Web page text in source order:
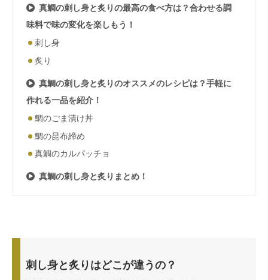
真鯛の刺し身と炙りの最高の食べ方は？合わせる調
味料で味の変化を楽しもう！
刺し身
炙り
真鯛の刺し身と炙りのオススメのレシピは？手軽に
作れる一品を紹介！
鯛のごま漬け丼
鯛の昆布締め
真鯛のカルパッチョ
真鯛の刺し身と炙りまとめ！
刺し身と炙りはどこが違うの？